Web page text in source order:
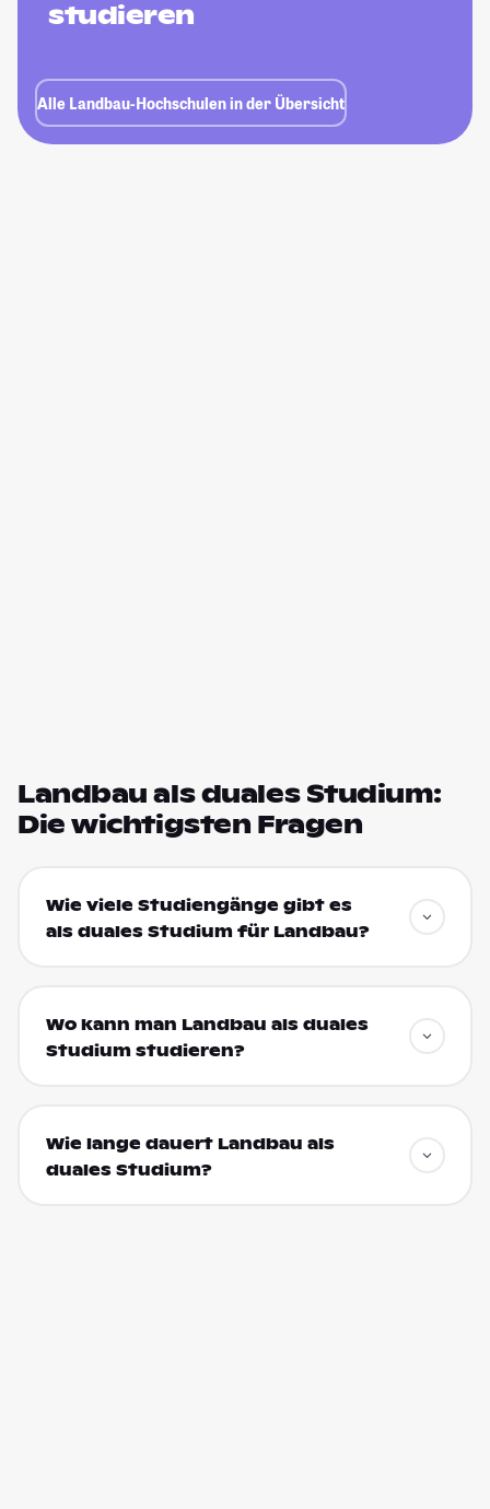
studieren
Alle Landbau-Hochschulen in der Übersicht
Landbau als duales Studium:
Die wichtigsten Fragen
Wie viele Studiengänge gibt es
als duales Studium für Landbau?
Wo kann man Landbau als duales
Studium studieren?
Wie lange dauert Landbau als
duales Studium?